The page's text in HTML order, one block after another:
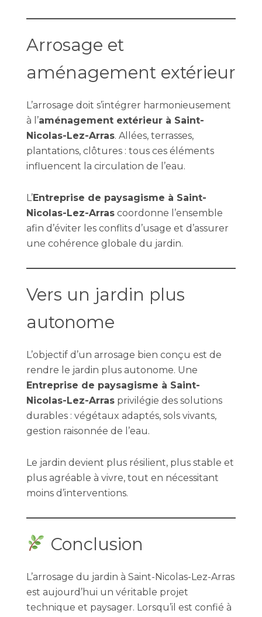
Arrosage et
aménagement extérieur
L’arrosage doit s’intégrer harmonieusement
à l’aménagement extérieur à Saint-
Nicolas-Lez-Arras. Allées, terrasses,
plantations, clôtures : tous ces éléments
influencent la circulation de l’eau.
L’Entreprise de paysagisme à Saint-
Nicolas-Lez-Arras coordonne l’ensemble
afin d’éviter les conflits d’usage et d’assurer
une cohérence globale du jardin.
Vers un jardin plus
autonome
L’objectif d’un arrosage bien conçu est de
rendre le jardin plus autonome. Une
Entreprise de paysagisme à Saint-
Nicolas-Lez-Arras privilégie des solutions
durables : végétaux adaptés, sols vivants,
gestion raisonnée de l’eau.
Le jardin devient plus résilient, plus stable et
plus agréable à vivre, tout en nécessitant
moins d’interventions.
Conclusion
L’arrosage du jardin à Saint-Nicolas-Lez-Arras
est aujourd’hui un véritable projet
technique et paysager. Lorsqu’il est confié à